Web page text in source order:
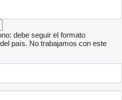
debe seguir el formato
país. No trabajamos con este